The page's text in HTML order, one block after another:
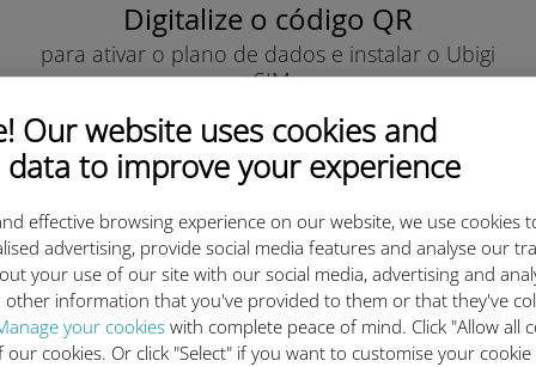
Our website uses cookies and
data to improve your experience
effective browsing experience on our website, we use cookies
advertising, provide social media features and analyse our
your use of our site with our social media, advertising and
other information that you've provided to them or that they've
your cookies with complete peace of mind. Click "Allow all
cookies. Or click "Select" if you want to customise your
Digitalize o código QR
para ativar o plano de dados e instalar o Ubigi
eSIM.
eSIM internacional da Ubigi